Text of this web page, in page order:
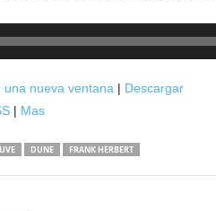
una nueva ventana| Descargar
| Mas
DUNE FRANK HERBERT